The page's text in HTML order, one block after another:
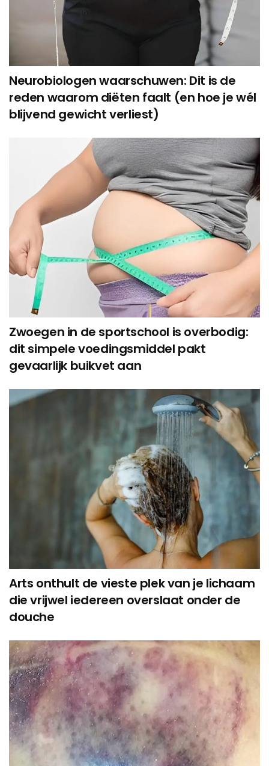
Neurobiologen waarschuwen: Dit is de
reden waarom diëten faalt (en hoe je wél
blijvend gewicht verliest)
Zwoegen in de sportschool is overbodig:
dit simpele voedingsmiddel pakt
gevaarlijk buikvet aan
Arts onthult de vieste plek van je lichaam
die vrijwel iedereen overslaat onder de
douche